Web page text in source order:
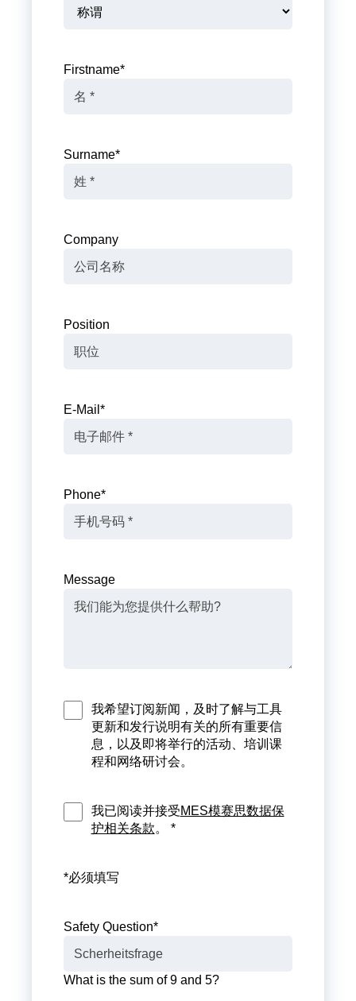
Firstname*
Surname*
Company
Position
E-Mail *
Phone*
Message
我希望订阅新闻，及时了解与工具
更新和发行说明有关的所有重要信
息，以及即将举行的活动、培训课
程和网络研讨会。
我已阅读并接受MES模赛思数据保
护相关条款。 *
*必须填写
Safety Question*
What is the sum of 9 and 5?